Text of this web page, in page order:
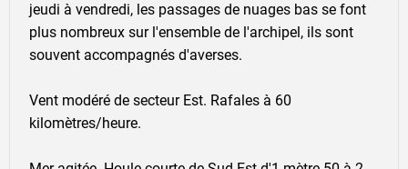
jeudi à vendredi, les passages de nuages bas se font
plus nombreux sur l'ensemble de l'archipel, ils sont
souvent accompagnés d'averses.
Vent modéré de secteur Est. Rafales à 60
kilomètres/heure.